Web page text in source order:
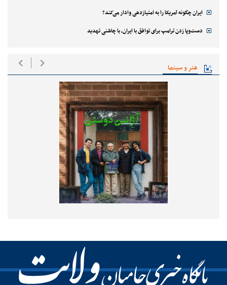
ایران چگونه آمریکا را به امتیازدهی وادار می‌کند؟
دست‌وپا زدن ترامپ برای توافق با ایران، با چاشنی تهدید
هنر و سینما